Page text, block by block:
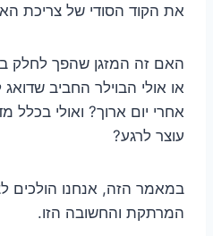
את הקוד הסודי של צריכת
האם זה המזגן שהפך לחלק
או אולי הבוילר החביב
אחרי יום ארוך? ואולי
עוצר לרגע?
במאמר הזה, אנחנו הולכים
המרתקת והחשובה הזו.